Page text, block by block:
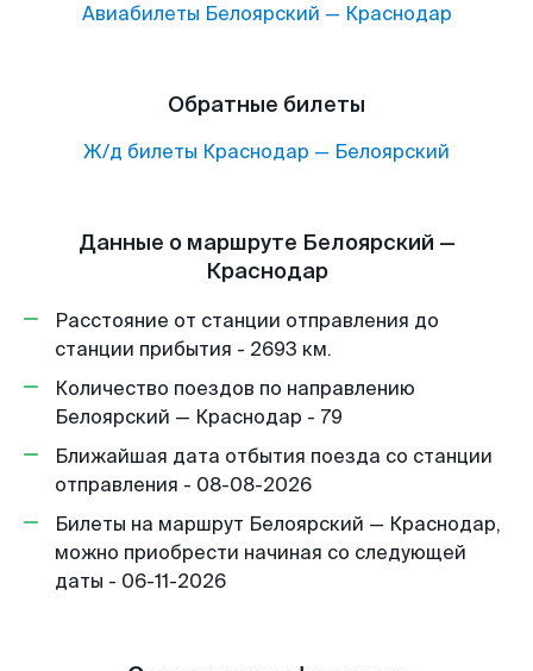
Авиабилеты Белоярский — Краснодар
Обратные билеты
Ж/д билеты Краснодар — Белоярский
Данные о маршруте Белоярский —
Краснодар
Расстояние от станции отправления до
станции прибытия - 2693 км.
Количество поездов по направлению
Белоярский — Краснодар - 79
Ближайшая дата отбытия поезда со станции
отправления - 08-08-2026
Билеты на маршрут Белоярский — Краснодар,
можно приобрести начиная со следующей
даты - 06-11-2026